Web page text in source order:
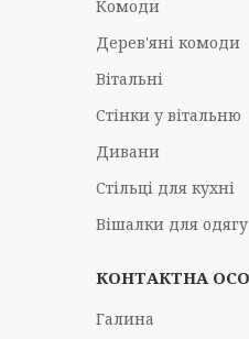
Комоди
Дерев'яні комоди
Вітальні
Стінки у вітальню
Дивани
Стільці для кухні
Вішалки для одягу
Галина